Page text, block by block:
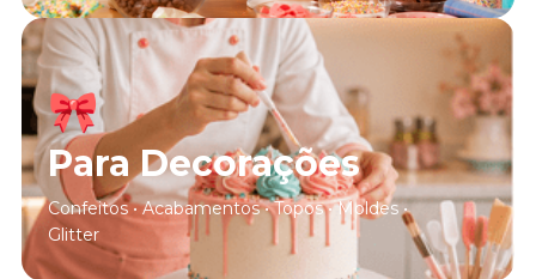
🎀
Para Decorações
Confeitos • Acabamentos • Topos • Moldes •
Glitter